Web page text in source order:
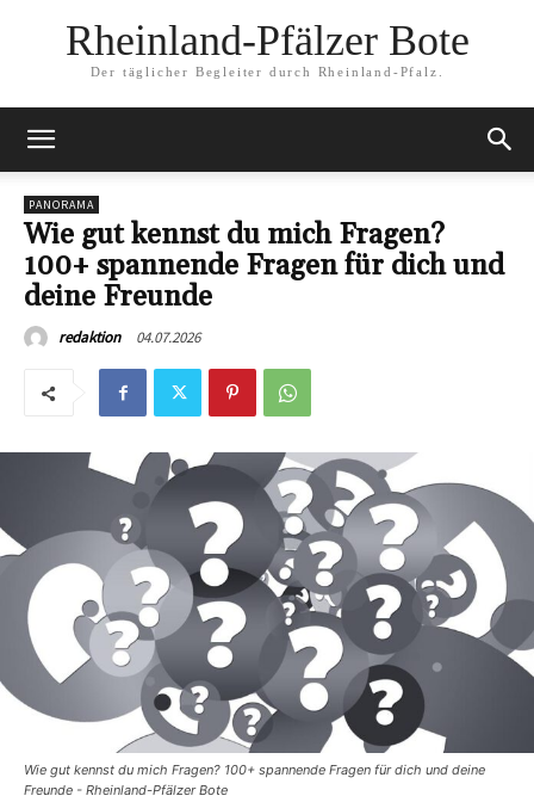
Rheinland-Pfälzer Bote
Der täglicher Begleiter durch Rheinland-Pfalz.
PANORAMA
Wie gut kennst du mich Fragen?
100+ spannende Fragen für dich und
deine Freunde
redaktion 04.07.2026
Wie gut kennst du mich Fragen? 100+ spannende Fragen für dich und deine
Freunde - Rheinland-Pfälzer Bote